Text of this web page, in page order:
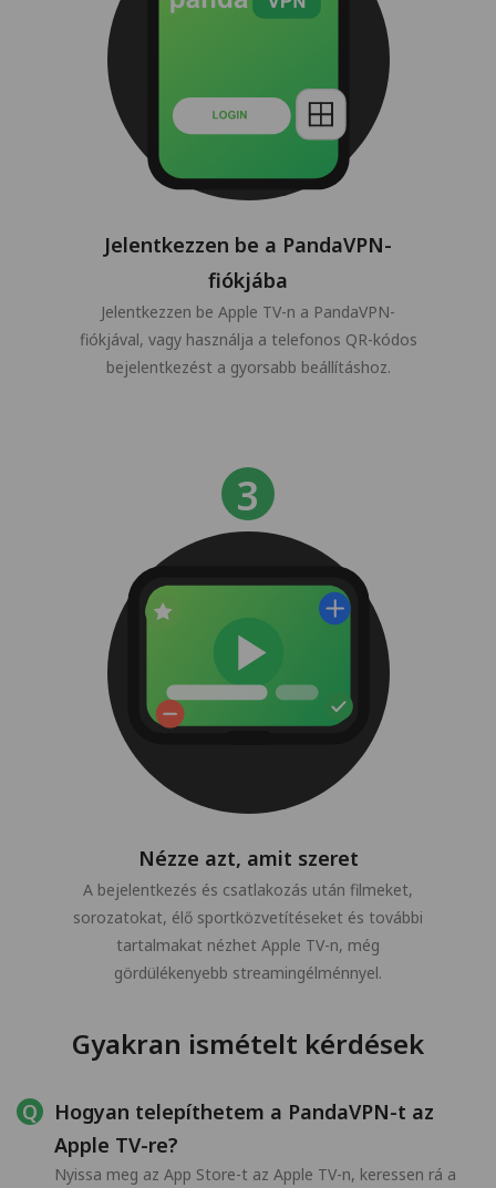
Jelentkezzen be a PandaVPN-
fiókjába
Jelentkezzen be Apple TV-n a PandaVPN-
fiókjával, vagy használja a telefonos QR-kódos
bejelentkezést a gyorsabb beállításhoz.
Nézze azt, amit szeret
A bejelentkezés és csatlakozás után filmeket,
sorozatokat, élő sportközvetítéseket és további
tartalmakat nézhet Apple TV-n, még
gördülékenyebb streamingélménnyel.
Gyakran ismételt kérdések
Hogyan telepíthetem a PandaVPN-t az
Apple TV-re?
Nyissa meg az App Store-t az Apple TV-n, keressen rá a